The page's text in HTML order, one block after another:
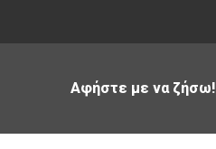
Αφήστε με να ζήσω!